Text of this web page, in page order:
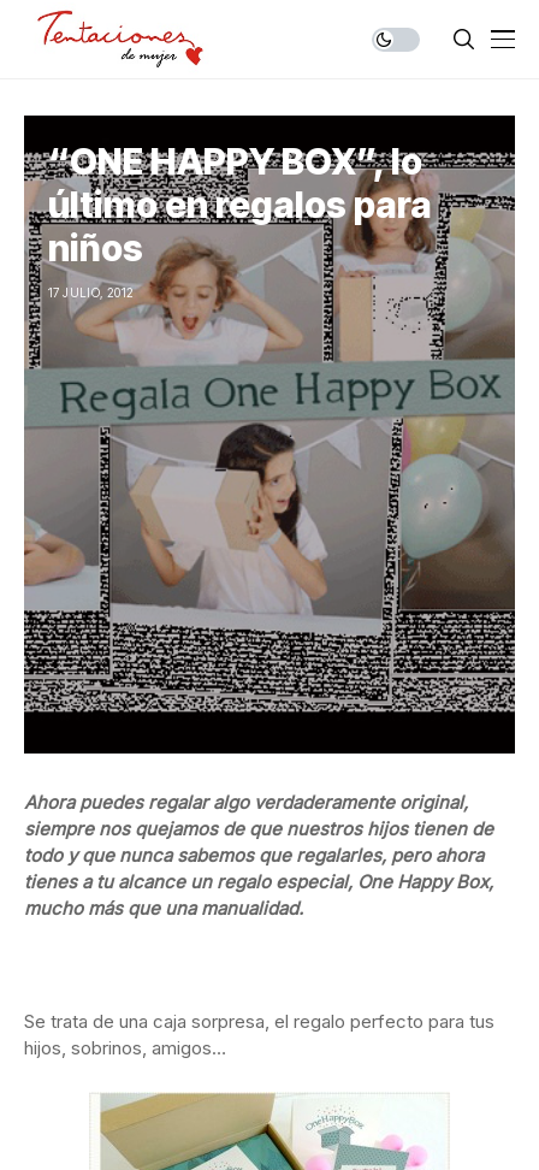
“ONE HAPPY BOX”, lo
último en regalos para
niños
17 JULIO, 2012
Ahora puedes regalar algo verdaderamente original,
siempre nos quejamos de que nuestros hijos tienen de
todo y que nunca sabemos que regalarles, pero ahora
tienes a tu alcance un regalo especial, One Happy Box,
mucho más que una manualidad.
Se trata de una caja sorpresa, el regalo perfecto para tus
hijos, sobrinos, amigos…